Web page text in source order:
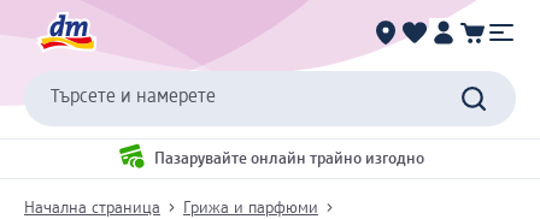
Търсете и намерете
Пазарувайте онлайн трайно изгодно
Начална страница
Грижа и парфюми